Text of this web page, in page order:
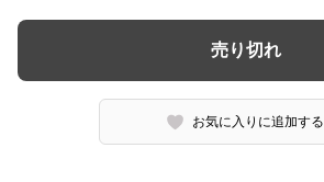
売り切れ
お気に入りに追加する